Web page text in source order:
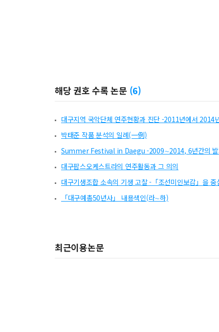
해당 권호 수록 논문 (6)
대구지역 국악단체 연주현황과 진단 -2011년에서 2014
박태준 작품 분석의 일례(一例)
Summer Festival in Daegu -2009∼2014, 6년간의
대구팝스오케스트라의 연주활동과 그 의의
대구기생조합 소속의 기생 고찰 -「조선미인보감」을 중
「대구예총50년사」 내용색인(라∼하)
최근이용논문